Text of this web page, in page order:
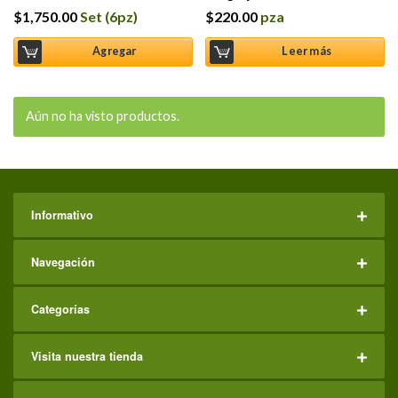
$1,750.00Set (6pz)
Agregar
$220.00 pza
Leer más
Aún no ha visto productos.
Informativo
Navegación
Categorías
Visita nuestra tienda